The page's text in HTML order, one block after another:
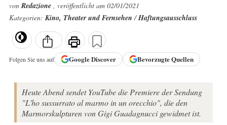
vonRedazione , veröffentlicht am 02/01/2021
Kategorien:Kino, Theater und Fernsehen/Haftungsausschluss
Folgen Sie uns auf GoogleDiscover Bevorzugte Quellen
Heute Abend sendet YouTube die Premiere der Sendung
"L'ho sussurrato al marmo in un orecchio", die den
Marmorskulpturen von Gigi Guadagnucci gewidmet ist.